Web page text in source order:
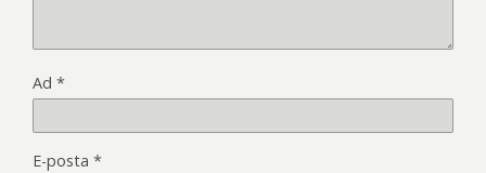
Ad *
E-posta *